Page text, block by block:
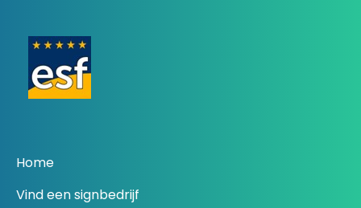
Home
Vind een signbedrijf